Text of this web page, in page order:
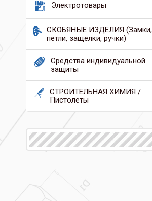
Электротовары
СКОБЯНЫЕ ИЗДЕЛИЯ (Замки,
петли, защелки, ручки)
Средства индивидуальной
защиты
СТРОИТЕЛЬНАЯ ХИМИЯ /
Пистолеты